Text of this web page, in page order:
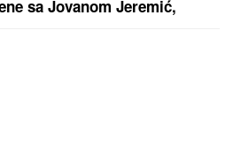
sa Jovanom Jeremić,